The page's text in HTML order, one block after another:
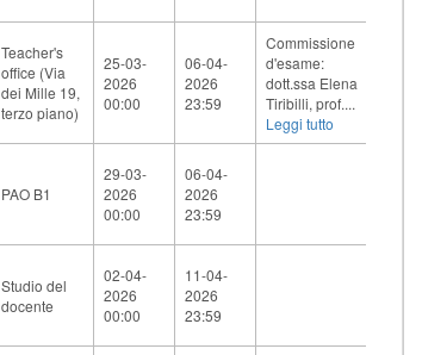
Teacher's
office (Via
dei Mille 19,
terzo piano)
25-03-
2026
00:00
06-04-
2026
23:59
Commissione
d'esame:
dott.ssa Elena
Tiribilli, prof....
Leggi tutto
PAO B1
29-03-
2026
00:00
06-04-
2026
23:59
Studio del
docente
02-04-
2026
00:00
11-04-
2026
23:59